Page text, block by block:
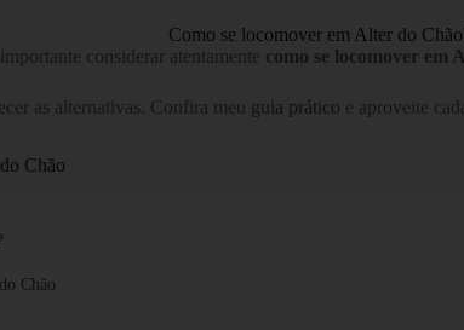
Como se locomover em Alter do
considerar atentamente como se locomover em
as alternativas. Confira meu guia prático e aproveite
Chão
Chão